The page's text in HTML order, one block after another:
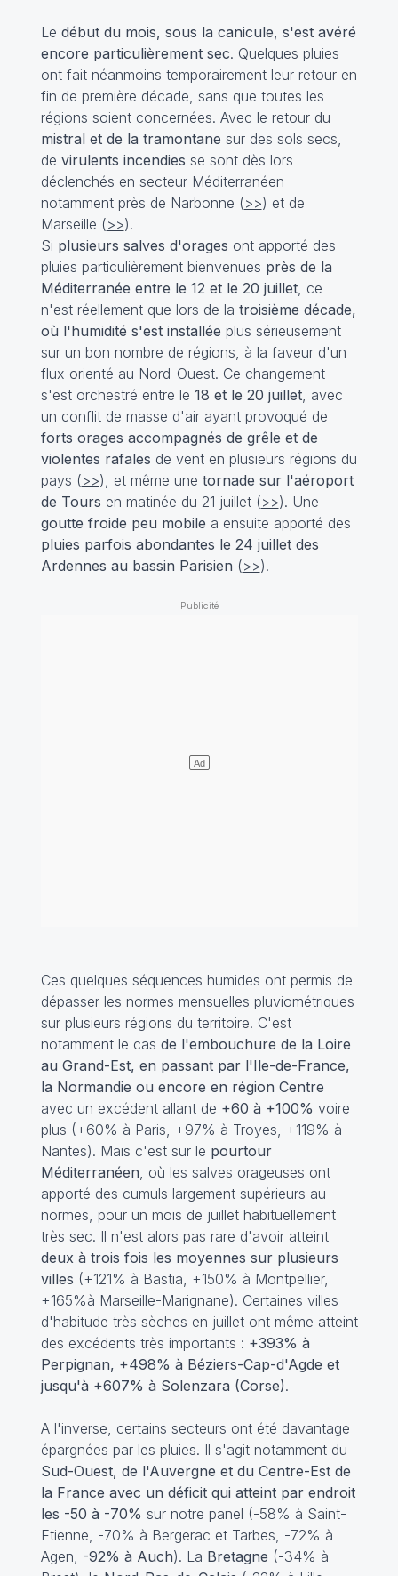
Le début du mois, sous la canicule, s'est avéré
encore particulièrement sec. Quelques pluies
ont fait néanmoins temporairement leur retour en
fin de première décade, sans que toutes les
régions soient concernées. Avec le retour du
mistral et de la tramontane sur des sols secs,
de virulents incendies se sont dès lors
déclenchés en secteur Méditerranéen
notamment près de Narbonne (>>) et de
Marseille (>>).
Si plusieurs salves d'orages ont apporté des
pluies particulièrement bienvenues près de la
Méditerranée entre le 12 et le 20 juillet, ce
n'est réellement que lors de la troisième décade,
où l'humidité s'est installée plus sérieusement
sur un bon nombre de régions, à la faveur d'un
flux orienté au Nord-Ouest. Ce changement
s'est orchestré entre le 18 et le 20 juillet, avec
un conflit de masse d'air ayant provoqué de
forts orages accompagnés de grêle et de
violentes rafales de vent en plusieurs régions du
pays (>>), et même une tornade sur l'aéroport
de Tours en matinée du 21 juillet (>>). Une
goutte froide peu mobile a ensuite apporté des
pluies parfois abondantes le 24 juillet des
Ardennes au bassin Parisien (>>).
Ces quelques séquences humides ont permis de
dépasser les normes mensuelles pluviométriques
sur plusieurs régions du territoire. C'est
notamment le cas de l'embouchure de la Loire
au Grand-Est, en passant par l'Ile-de-France,
la Normandie ou encore en région Centre
avec un excédent allant de +60 à +100% voire
plus (+60% à Paris, +97% à Troyes, +119% à
Nantes). Mais c'est sur le pourtour
Méditerranéen, où les salves orageuses ont
apporté des cumuls largement supérieurs au
normes, pour un mois de juillet habituellement
très sec. Il n'est alors pas rare d'avoir atteint
deux à trois fois les moyennes sur plusieurs
villes (+121% à Bastia, +150% à Montpellier,
+165%à Marseille-Marignane). Certaines villes
d'habitude très sèches en juillet ont même atteint
des excédents très importants : +393% à
Perpignan, +498% à Béziers-Cap-d'Agde et
jusqu'à +607% à Solenzara (Corse).
A l'inverse, certains secteurs ont été davantage
épargnées par les pluies. Il s'agit notamment du
Sud-Ouest, de l'Auvergne et du Centre-Est de
la France avec un déficit qui atteint par endroit
les -50 à -70% sur notre panel (-58% à Saint-
Etienne, -70% à Bergerac et Tarbes, -72% à
Agen, -92% à Auch). La Bretagne (-34% à